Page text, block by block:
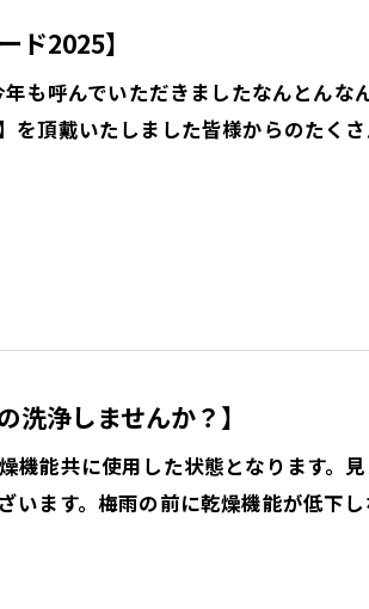
ド2025】
も呼んでいただきましたなんとんな
を頂戴いたしました皆様からのたく
洗浄しませんか？】
機能共に使用した状態となります。
います。梅雨の前に乾燥機能が低下